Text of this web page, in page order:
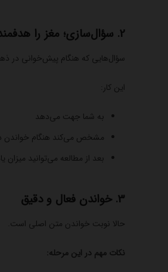
2. سؤال‌سازی؛ مغز را هدفمند می‌کنیم
سؤال‌هایی که هنگام پیش‌خوانی در
این کار:
به شما جهت می‌دهد
مشخص می‌کند هنگام خواندن
بعد از مطالعه می‌توانید میزان
3. خواندن فعال و دقیق
حالا نوبت خواندن متن اصلی است.
نکات مهم در این مرحله: